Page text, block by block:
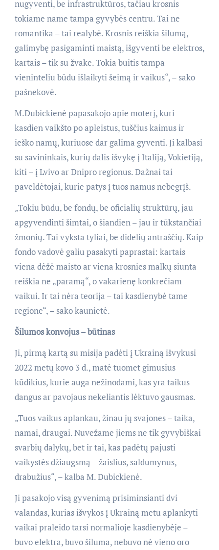
nugyventi, be infrastruktūros, tačiau krosnis
tokiame name tampa gyvybės centru. Tai ne
romantika – tai realybė. Krosnis reiškia šilumą,
galimybę pasigaminti maistą, išgyventi be elektros,
kartais – tik su žvake. Tokia buitis tampa
vieninteliu būdu išlaikyti šeimą ir vaikus“, – sako
pašnekovė.
M.Dubickienė papasakojo apie moterį, kuri
kasdien vaikšto po apleistus, tuščius kaimus ir
ieško namų, kuriuose dar galima gyventi. Ji kalbasi
su savininkais, kurių dalis išvykę į Italiją, Vokietiją,
kiti – į Lvivo ar Dnipro regionus. Dažnai tai
paveldėtojai, kurie patys į tuos namus nebegrįš.
„Tokiu būdu, be fondų, be oficialių struktūrų, jau
apgyvendinti šimtai, o šiandien – jau ir tūkstančiai
žmonių. Tai vyksta tyliai, be didelių antraščių. Kaip
fondo vadovė galiu pasakyti paprastai: kartais
viena dėžė maisto ar viena krosnies malkų siunta
reiškia ne „paramą“, o vakarienę konkrečiam
vaikui. Ir tai nėra teorija – tai kasdienybė tame
regione“, – sako kaunietė.
Šilumos konvojus – būtinas
Ji, pirmą kartą su misija padėti į Ukrainą išvykusi
2022 metų kovo 3 d., matė tuomet gimusius
kūdikius, kurie auga nežinodami, kas yra taikus
dangus ar pavojaus nekeliantis lėktuvo gausmas.
„Tuos vaikus aplankau, žinau jų svajones – taika,
namai, draugai. Nuvežame jiems ne tik gyvybiškai
svarbių dalykų, bet ir tai, kas padėtų pajusti
vaikystės džiaugsmą – žaislius, saldumynus,
drabužius“, – kalba M. Dubickienė.
Ji pasakojo visą gyvenimą prisiminsianti dvi
valandas, kurias išvykos į Ukrainą metu aplankyti
vaikai praleido tarsi normalioje kasdienybėje –
buvo elektra, buvo šiluma, nebuvo nė vieno oro